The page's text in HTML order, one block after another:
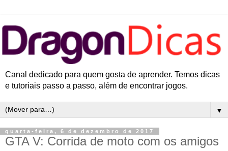
Canal dedicado para quem gosta de aprender. Temos dicas
e tutoriais passo a passo, além de encontrar jogos.
▼
quarta-feira, 6 de dezembro de 2017
GTA V: Corrida de moto com os amigos